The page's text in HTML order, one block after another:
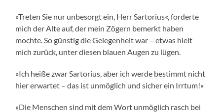
»Treten Sie nur unbesorgt ein, Herr Sartorius«, forderte
mich der Alte auf, der mein Zögern bemerkt haben
mochte. So günstig die Gelegenheit war – etwas hielt
mich zurück, unter diesen blauen Augen zu lügen.
»Ich heiße zwar Sartorius, aber ich werde bestimmt nicht
hier erwartet – das ist unmöglich und sicher ein Irrtum!«
»Die Menschen sind mit dem Wort unmöglich rasch bei